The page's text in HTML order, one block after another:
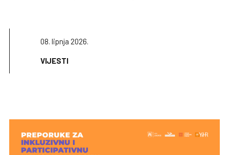
08. lipnja 2026.
VIJESTI